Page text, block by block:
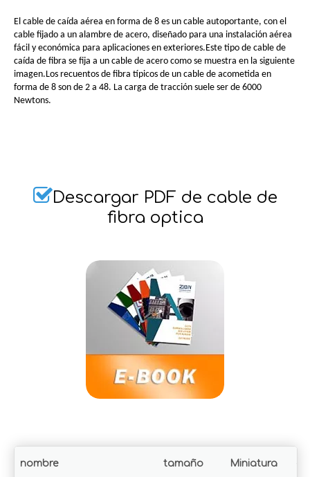
El cable de caída aérea en forma de 8 es un cable autoportante, con el
cable fijado a un alambre de acero, diseñado para una instalación aérea
fácil y económica para aplicaciones en exteriores.Este tipo de cable de
caída de fibra se fija a un cable de acero como se muestra en la siguiente
imagen.Los recuentos de fibra típicos de un cable de acometida en
forma de 8 son de 2 a 48. La carga de tracción suele ser de 6000
Newtons.
Descargar PDF de cable de
fibra optica
nombre tamaño Miniatura